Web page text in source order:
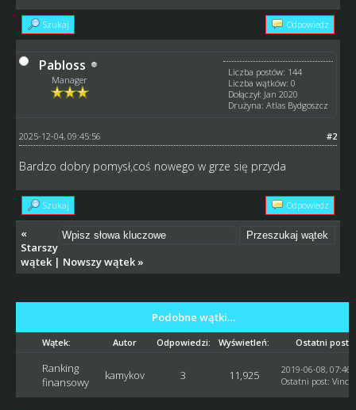
Szukaj Odpowiedz
Pabloss
Manager
Liczba postów: 144
Liczba wątków: 0
Dołączył: Jan 2020
Drużyna: Atlas Bydgoszcz
#2
2025-12-04, 09:45:56
Bardzo dobry pomysł,coś nowego w grze się przyda
Szukaj Odpowiedz
«
Starszy
wątek| Nowszy wątek»
Podobne wątki…
Wątek: Autor Odpowiedzi: Wyświetleń: Ostatni post
Ranking
finansowy
kamykov 3 11,925
2019-06-08,
Ostatni post: